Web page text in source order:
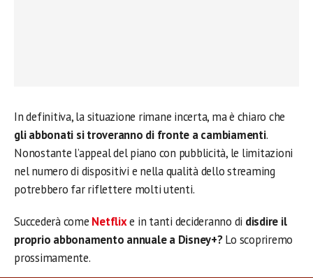
In definitiva, la situazione rimane incerta, ma è chiaro che
gli abbonati si troveranno di fronte a cambiamenti.
Nonostante l’appeal del piano con pubblicità, le limitazioni
nel numero di dispositivi e nella qualità dello streaming
potrebbero far riflettere molti utenti.
Succederà come Netflixe in tanti decideranno di disdire il
proprio abbonamento annuale a Disney+?Lo scopriremo
prossimamente.